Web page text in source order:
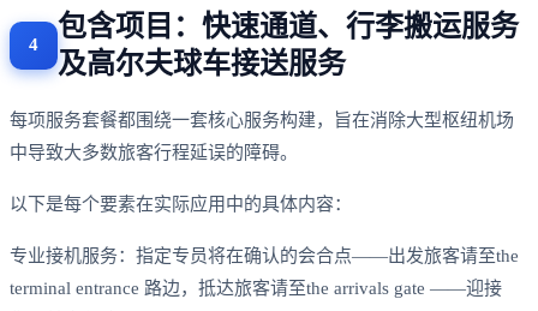
包含项目：快速通道、行李搬运服务
及高尔夫球车接送服务
每项服务套餐都围绕一套核心服务构建，旨在消除大型枢纽机场
中导致大多数旅客行程延误的障碍。
以下是每个要素在实际应用中的具体内容：
专业接机服务：指定专员将在确认的会合点——出发旅客请至the
terminal entrance 路边，抵达旅客请至the arrivals gate ——迎接